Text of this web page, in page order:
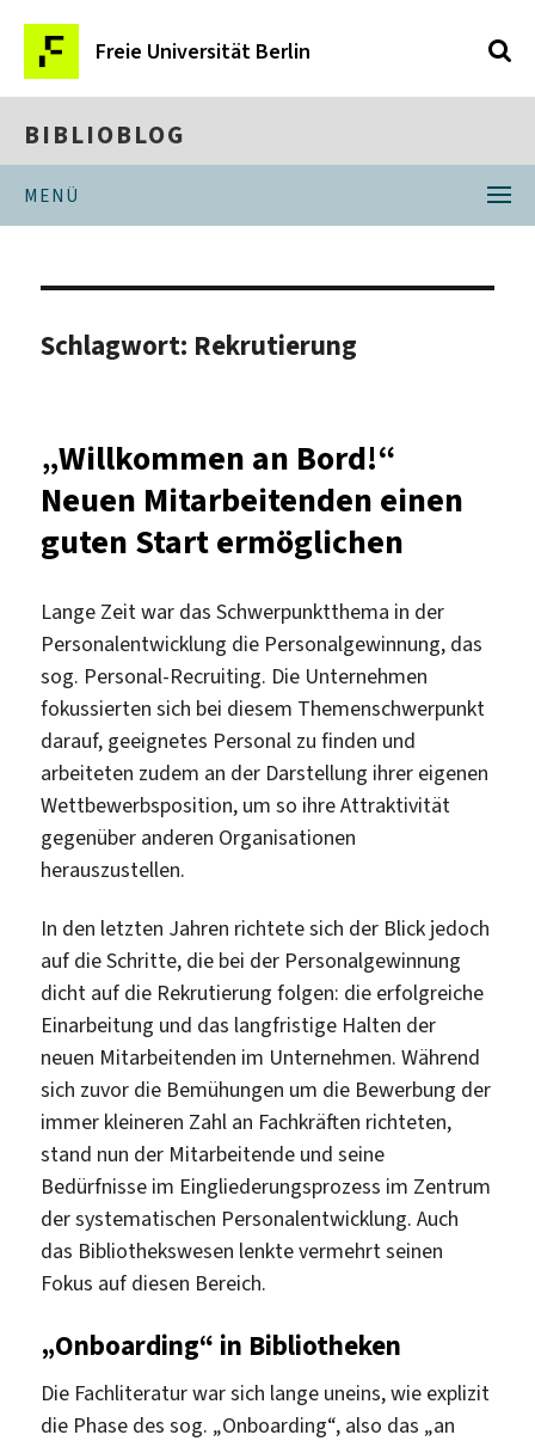
Freie Universität Berlin
BIBLIOBLOG
MENÜ
Schlagwort: Rekrutierung
„Willkommen an Bord!“
Neuen Mitarbeitenden einen
guten Start ermöglichen
Lange Zeit war das Schwerpunktthema in der
Personalentwicklung die Personalgewinnung, das
sog. Personal-Recruiting. Die Unternehmen
fokussierten sich bei diesem Themenschwerpunkt
darauf, geeignetes Personal zu finden und
arbeiteten zudem an der Darstellung ihrer eigenen
Wettbewerbsposition, um so ihre Attraktivität
gegenüber anderen Organisationen
herauszustellen.
In den letzten Jahren richtete sich der Blick jedoch
auf die Schritte, die bei der Personalgewinnung
dicht auf die Rekrutierung folgen: die erfolgreiche
Einarbeitung und das langfristige Halten der
neuen Mitarbeitenden im Unternehmen. Während
sich zuvor die Bemühungen um die Bewerbung der
immer kleineren Zahl an Fachkräften richteten,
stand nun der Mitarbeitende und seine
Bedürfnisse im Eingliederungsprozess im Zentrum
der systematischen Personalentwicklung. Auch
das Bibliothekswesen lenkte vermehrt seinen
Fokus auf diesen Bereich.
„Onboarding“ in Bibliotheken
Die Fachliteratur war sich lange uneins, wie explizit
die Phase des sog. „Onboarding“, also das „an